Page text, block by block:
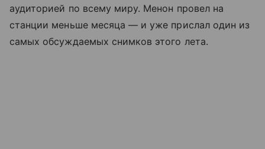
аудиторией по всему миру. Менон провел на
станции меньше месяца — и уже прислал один из
самых обсуждаемых снимков этого лета.